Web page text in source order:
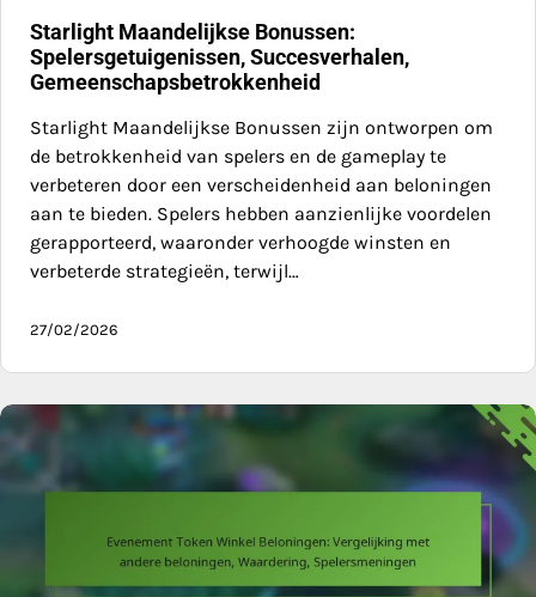
Starlight Maandelijkse Bonussen:
Spelersgetuigenissen, Succesverhalen,
Gemeenschapsbetrokkenheid
Starlight Maandelijkse Bonussen zijn ontworpen om
de betrokkenheid van spelers en de gameplay te
verbeteren door een verscheidenheid aan beloningen
aan te bieden. Spelers hebben aanzienlijke voordelen
gerapporteerd, waaronder verhoogde winsten en
verbeterde strategieën, terwijl…
27/02/2026